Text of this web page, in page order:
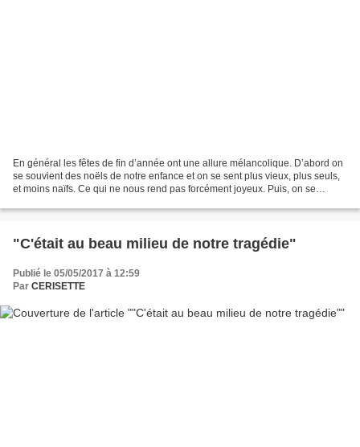
En général les fêtes de fin d’année ont une allure mélancolique. D’abord on
se souvient des noëls de notre enfance et on se sent plus vieux, plus seuls,
et moins naïfs. Ce qui ne nous rend pas forcément joyeux. Puis, on se
"C'était au beau milieu de notre tragédie"
Publié le 05/05/2017 à 12:59
Par CERISETTE